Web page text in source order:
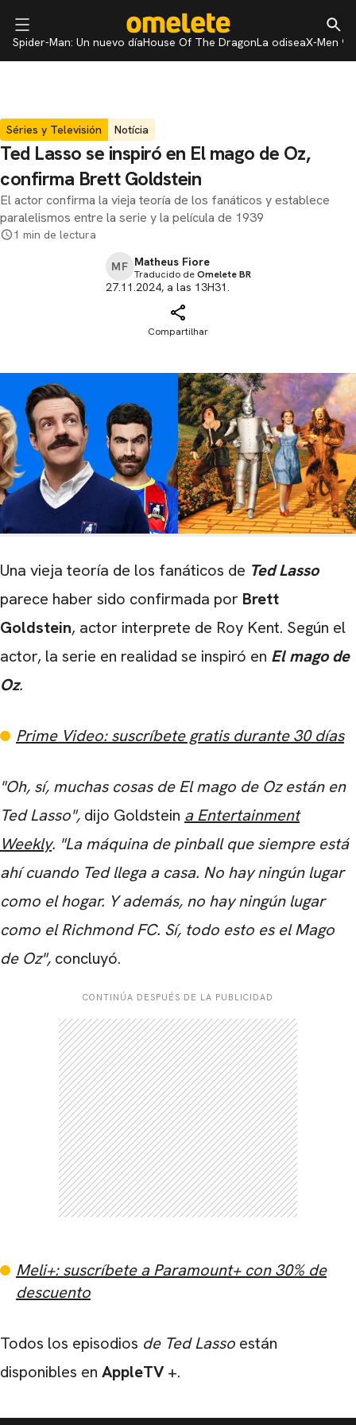
Spider-Man: Un nuevo díaHouse Of The DragonLa odiseaX-Men 97
Séries y Televisión Notícia
Ted Lasso se inspiró en El mago de Oz,
confirma Brett Goldstein
El actor confirma la vieja teoría de los fanáticos y establece
paralelismos entre la serie y la película de 1939
1 min de lectura
MF Matheus Fiore
Traducido deOmelete BR
27.11.2024, a las 13H31.
Compartilhar
Una vieja teoría de los fanáticos de Ted Lasso
parece haber sido confirmada por Brett
Goldstein, actor interprete de Roy Kent. Según el
actor, la serie en realidad se inspiró en El mago de
Oz.
Prime Video: suscríbete gratis durante 30 días
"Oh, sí, muchas cosas de El mago de Oz están en
Ted Lasso", dijo Goldstein a Entertainment
Weekly. "La máquina de pinball que siempre está
ahí cuando Ted llega a casa. No hay ningún lugar
como el hogar. Y además, no hay ningún lugar
como el Richmond FC. Sí, todo esto es el Mago
de Oz", concluyó.
CONTINÚA DESPUÉS DE LA PUBLICIDAD
Meli+: suscríbete a Paramount+ con 30% de
descuento
Todos los episodios de Ted Lasso están
disponibles en AppleTV +.
CARREGANDO PUBLICIDADE